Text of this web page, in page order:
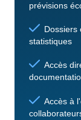
prévisions
Dossiers
statistiques
Accès
Accès à